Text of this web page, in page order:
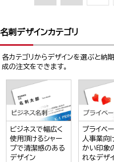
名刺デザインカテゴリ
各カテゴリからデザインを選ぶと納
成の注文をできます。
ビジネスで幅広く
使用頂けるシャー
プで清潔感のある
デザイン
プライベ
人事業向
かい印象
れなデザ